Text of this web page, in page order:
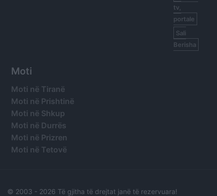
tv,
portale
Sali
Berisha
Moti
Moti në Tiranë
Moti në Prishtinë
Moti në Shkup
Moti në Durrës
Moti në Prizren
Moti në Tetovë
© 2003 - 2026 Të gjitha të drejtat janë të rezervuara!